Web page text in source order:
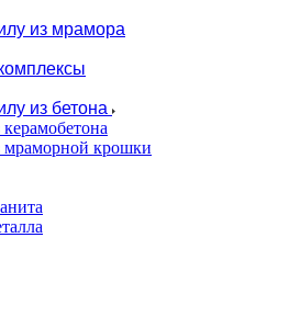
из мрамора
из бетона
мраморной крошки